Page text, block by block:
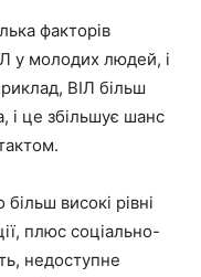
факторів
у молодих людей, і
ВІЛ більш
і це збільшує шанс
високі рівні
плюс соціально-
недоступне